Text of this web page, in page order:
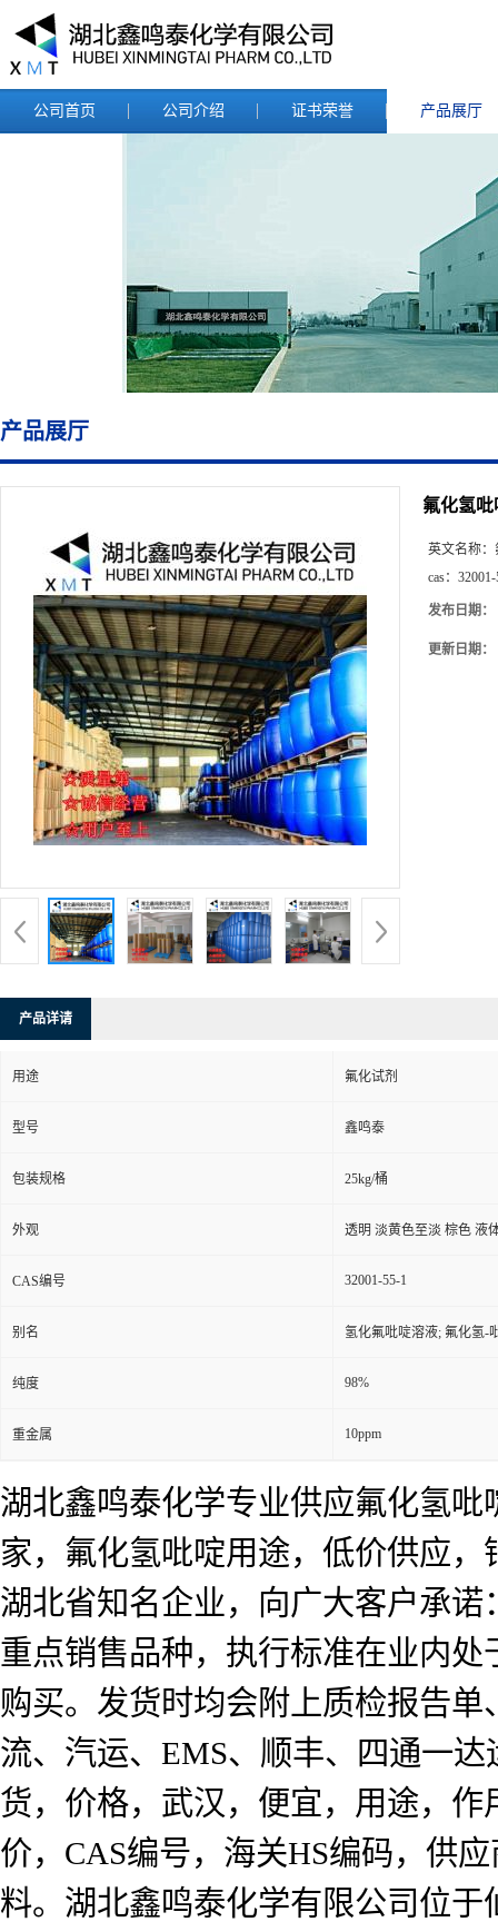
公司首页 公司介绍 证书荣誉 产品展厅
产品展厅
氟化氢吡
英文名称：
cas：
发布日期：
更新日期：
产品详请
用途 氟化试剂
型号 鑫鸣泰
包装规格 25kg/桶
外观 透明 淡黄色至淡 棕色 液
CAS编号 32001-55-1
别名 氢化氟吡啶溶液; 氟化氢-
纯度 98%
重金属 10ppm
湖北鑫鸣泰化学专业供应氟化氢
家，氟化氢吡啶用途，低价供应
湖北省知名企业，向广大客户承
重点销售品种，执行标准在业内
购买。发货时均会附上质检报告
流、汽运、EMS、顺丰、四通一
货，价格，武汉，便宜，用途，
价，CAS编号，海关HS编码，供
料。湖北鑫鸣泰化学有限公司位